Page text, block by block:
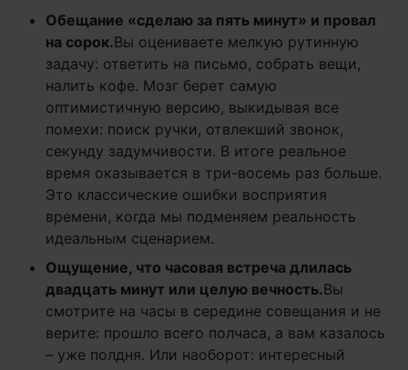
Обещание «сделаю за пять минут» и провал
на сорок.Вы оцениваете мелкую рутинную
задачу: ответить на письмо, собрать вещи,
налить кофе. Мозг берет самую
оптимистичную версию, выкидывая все
помехи: поиск ручки, отвлекший звонок,
секунду задумчивости. В итоге реальное
время оказывается в три-восемь раз больше.
Это классические ошибки восприятия
времени, когда мы подменяем реальность
идеальным сценарием.
Ощущение, что часовая встреча длилась
двадцать минут или целую вечность.Вы
смотрите на часы в середине совещания и не
верите: прошло всего полчаса, а вам казалось
– уже полдня. Или наоборот: интересный